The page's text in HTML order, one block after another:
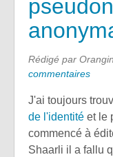
Rédigé par
commentaires
J'ai toujours
de l'identité et le
commencé à
Shaarli il a fallu